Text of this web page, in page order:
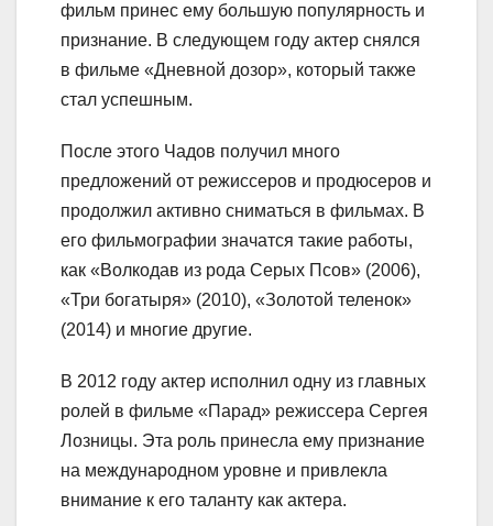
фильм принес ему большую популярность и
признание. В следующем году актер снялся
в фильме «Дневной дозор», который также
стал успешным.
После этого Чадов получил много
предложений от режиссеров и продюсеров и
продолжил активно сниматься в фильмах. В
его фильмографии значатся такие работы,
как «Волкодав из рода Серых Псов» (2006),
«Три богатыря» (2010), «Золотой теленок»
(2014) и многие другие.
В 2012 году актер исполнил одну из главных
ролей в фильме «Парад» режиссера Сергея
Лозницы. Эта роль принесла ему признание
на международном уровне и привлекла
внимание к его таланту как актера.